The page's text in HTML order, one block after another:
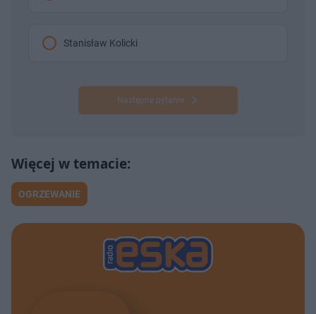
Stanisław Kolicki
Następne pytanie
OGRZEWANIE